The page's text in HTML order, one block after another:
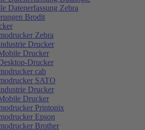
Datenerfassung Zebra
Brodit
Zebra
Drucker
Drucker
Drucker
cab
SATO
Drucker
Drucker
Printonix
Epson
Brother